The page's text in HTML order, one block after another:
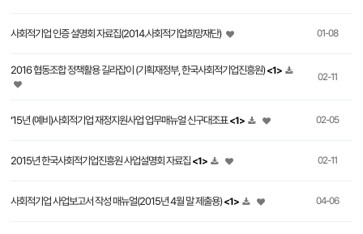
사회적기업 인증 설명회 자료집(2014.사회적기업희망재단) 01-08
2016 협동조합 정책활용 길라잡이 (기획재정부, 한국사회적기업진흥원)<1>
02-11
‘15년 (예비)사회적기업 재정지원사업 업무매뉴얼 신구대조표<1> 02-05
2015년 한국사회적기업진흥원 사업설명회 자료집 <1> 02-11
사회적기업 사업보고서 작성 매뉴얼(2015년 4월 말 제출용)<1> 04-06